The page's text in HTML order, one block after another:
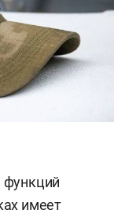
функций
имеет